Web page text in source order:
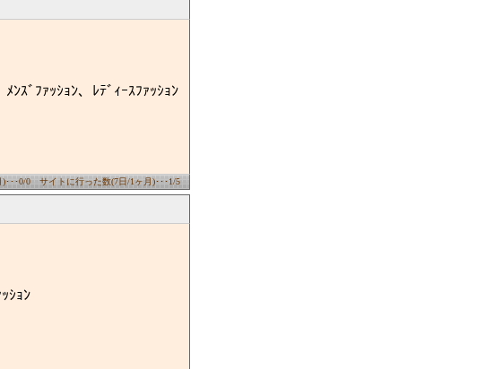
ｽﾞﾌｧｯｼｮﾝ、ﾚﾃﾞｨｰｽﾌｧｯｼｮﾝ
)･･･0/0 サイトに行った数(7日/1ヶ月)･･･1/5
ｼｮﾝ